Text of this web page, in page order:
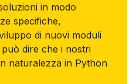
in modo
specifiche,
di nuovi moduli
dire che i nostri
naturalezza in Python